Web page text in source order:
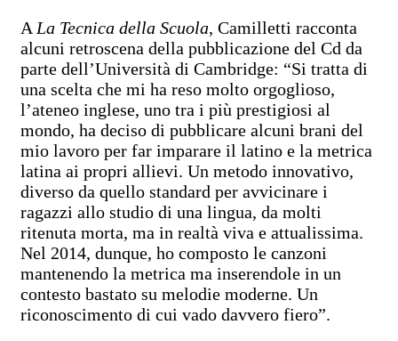
A La Tecnica della Scuola, Camilletti racconta
alcuni retroscena della pubblicazione del Cd da
parte dell’Università di Cambridge: “Si tratta di
una scelta che mi ha reso molto orgoglioso,
l’ateneo inglese, uno tra i più prestigiosi al
mondo, ha deciso di pubblicare alcuni brani del
mio lavoro per far imparare il latino e la metrica
latina ai propri allievi. Un metodo innovativo,
diverso da quello standard per avvicinare i
ragazzi allo studio di una lingua, da molti
ritenuta morta, ma in realtà viva e attualissima.
Nel 2014, dunque, ho composto le canzoni
mantenendo la metrica ma inserendole in un
contesto bastato su melodie moderne. Un
riconoscimento di cui vado davvero fiero”.